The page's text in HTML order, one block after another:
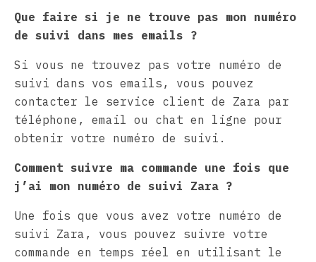
Que faire si je ne trouve pas mon numéro
de suivi dans mes emails ?
Si vous ne trouvez pas votre numéro de
suivi dans vos emails, vous pouvez
contacter le service client de Zara par
téléphone, email ou chat en ligne pour
obtenir votre numéro de suivi.
Comment suivre ma commande une fois que
j’ai mon numéro de suivi Zara ?
Une fois que vous avez votre numéro de
suivi Zara, vous pouvez suivre votre
commande en temps réel en utilisant le